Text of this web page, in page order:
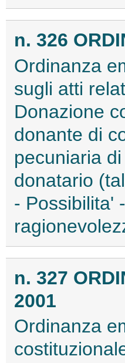
n. 326
Ordinanza
sugli atti
Donazione
donante di
pecuniaria
donatario
- Possibilita'
n. 327
2001
Ordinanza